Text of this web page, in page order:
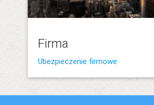
Firma
Ubezpieczenie firmowe